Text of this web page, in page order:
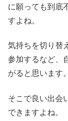
に願っても到底
すよね。
気持ちを切り替
参加するなど、
がると思います。
そこで良い出会
できますよね。